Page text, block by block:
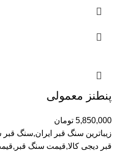
پنطنز معمولی
5,850,000 تومان
زیباترین سنگ قبر ایران,سنگ